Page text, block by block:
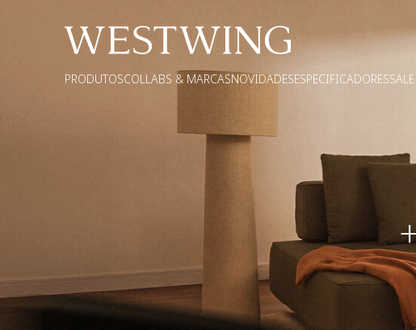
PRODUTOSCOLLABS & MARCASNOVIDADESESPECIFICADORESSALE